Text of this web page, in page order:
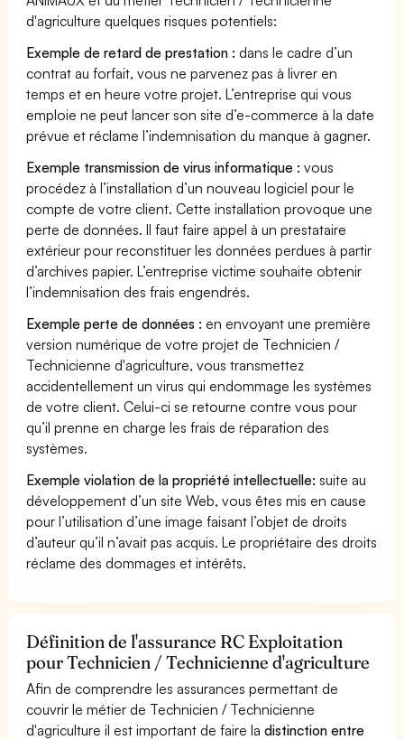
d'agriculture quelques risques potentiels:
Exemple de retard de prestation : dans le cadre d’un
contrat au forfait, vous ne parvenez pas à livrer en
temps et en heure votre projet. L’entreprise qui vous
emploie ne peut lancer son site d’e-commerce à la date
prévue et réclame l’indemnisation du manque à gagner.
Exemple transmission de virus informatique : vous
procédez à l’installation d’un nouveau logiciel pour le
compte de votre client. Cette installation provoque une
perte de données. Il faut faire appel à un prestataire
extérieur pour reconstituer les données perdues à partir
d’archives papier. L’entreprise victime souhaite obtenir
l’indemnisation des frais engendrés.
Exemple perte de données : en envoyant une première
version numérique de votre projet de Technicien /
Technicienne d'agriculture, vous transmettez
accidentellement un virus qui endommage les systèmes
de votre client. Celui-ci se retourne contre vous pour
qu’il prenne en charge les frais de réparation des
systèmes.
Exemple violation de la propriété intellectuelle: suite au
développement d’un site Web, vous êtes mis en cause
pour l’utilisation d’une image faisant l’objet de droits
d’auteur qu’il n’avait pas acquis. Le propriétaire des droits
réclame des dommages et intérêts.
Définition de l'assurance RC Exploitation
pour Technicien / Technicienne d'agriculture
Afin de comprendre les assurances permettant de
couvrir le métier de Technicien / Technicienne
d'agriculture il est important de faire ladistinction entre